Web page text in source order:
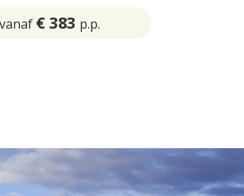
vanaf € 383 p.p.